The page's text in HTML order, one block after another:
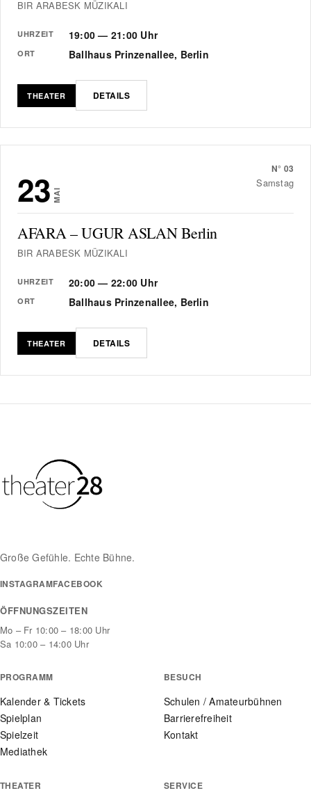
BIR ARABESK MÜZIKALI
UHRZEIT 19:00 — 21:00 Uhr
ORT Ballhaus Prinzenallee, Berlin
THEATER DETAILS
N° 03
23 MAI
Samstag
AFARA – UGUR ASLAN Berlin
BIR ARABESK MÜZIKALI
UHRZEIT 20:00 — 22:00 Uhr
ORT Ballhaus Prinzenallee, Berlin
THEATER DETAILS
Große Gefühle. Echte Bühne.
INSTAGRAMFACEBOOK
ÖFFNUNGSZEITEN
Mo – Fr 10:00 – 18:00 Uhr
Sa 10:00 – 14:00 Uhr
PROGRAMM
Kalender & Tickets
Spielplan
Spielzeit
Mediathek
BESUCH
Schulen / Amateurbühnen
Barrierefreiheit
Kontakt
THEATER SERVICE